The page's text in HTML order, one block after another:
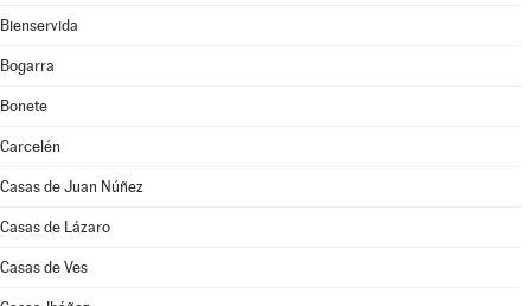
Bienservida
Bogarra
Bonete
Carcelén
Casas de Juan Núñez
Casas de Lázaro
Casas de Ves